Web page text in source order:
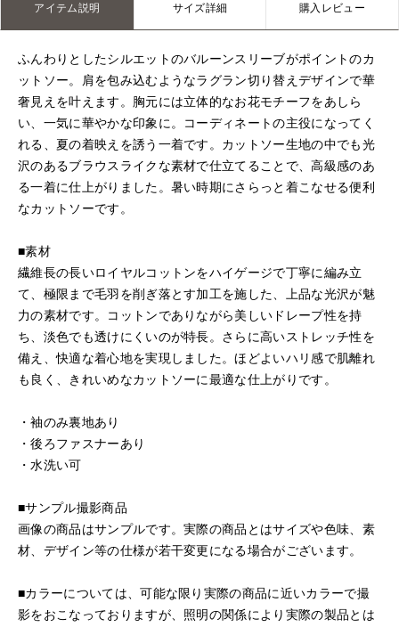
アイテム説明 サイズ詳細 購入レビュー
ふんわりとしたシルエットのバルーンスリーブがポイントのカ
ットソー。肩を包み込むようなラグラン切り替えデザインで華
奢見えを叶えます。胸元には立体的なお花モチーフをあしら
い、一気に華やかな印象に。コーディネートの主役になってく
れる、夏の着映えを誘う一着です。カットソー生地の中でも光
沢のあるブラウスライクな素材で仕立てることで、高級感のあ
る一着に仕上がりました。暑い時期にさらっと着こなせる便利
なカットソーです。
■素材
繊維長の長いロイヤルコットンをハイゲージで丁寧に編み立
て、極限まで毛羽を削ぎ落とす加工を施した、上品な光沢が魅
力の素材です。コットンでありながら美しいドレープ性を持
ち、淡色でも透けにくいのが特長。さらに高いストレッチ性を
備え、快適な着心地を実現しました。ほどよいハリ感で肌離れ
も良く、きれいめなカットソーに最適な仕上がりです。
・袖のみ裏地あり
・後ろファスナーあり
・水洗い可
■サンプル撮影商品
画像の商品はサンプルです。実際の商品とはサイズや色味、素
材、デザイン等の仕様が若干変更になる場合がございます。
■カラーについては、可能な限り実際の商品に近いカラーで撮
影をおこなっておりますが、照明の関係により実際の製品とは